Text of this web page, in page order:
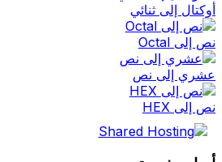
أوكتال إلى ثنائي
نص إلى Octal
عشري إلى نص
نص إلى HEX